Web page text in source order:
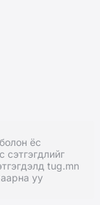
ёс
сэтгэгдлийг
tug.mn
уу